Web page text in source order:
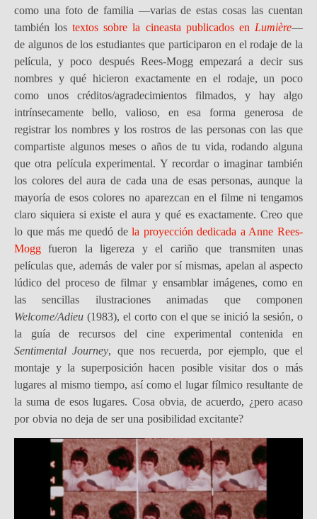
como una foto de familia —varias de estas cosas las cuentan
también lostextos sobre la cineasta publicados en Lumière—
de algunos de los estudiantes que participaron en el rodaje de la
película, y poco después Rees-Mogg empezará a decir sus
nombres y qué hicieron exactamente en el rodaje, un poco
como unos créditos/agradecimientos filmados, y hay algo
intrínsecamente bello, valioso, en esa forma generosa de
registrar los nombres y los rostros de las personas con las que
compartiste algunos meses o años de tu vida, rodando alguna
que otra película experimental. Y recordar o imaginar también
los colores del aura de cada una de esas personas, aunque la
mayoría de esos colores no aparezcan en el filme ni tengamos
claro siquiera si existe el aura y qué es exactamente. Creo que
lo que más me quedó dela proyección dedicada a Anne Rees-
Mogg fueron la ligereza y el cariño que transmiten unas
películas que, además de valer por sí mismas, apelan al aspecto
lúdico del proceso de filmar y ensamblar imágenes, como en
las sencillas ilustraciones animadas que componen
Welcome/Adieu (1983), el corto con el que se inició la sesión, o
la guía de recursos del cine experimental contenida en
Sentimental Journey, que nos recuerda, por ejemplo, que el
montaje y la superposición hacen posible visitar dos o más
lugares al mismo tiempo, así como el lugar fílmico resultante de
la suma de esos lugares. Cosa obvia, de acuerdo, ¿pero acaso
por obvia no deja de ser una posibilidad excitante?